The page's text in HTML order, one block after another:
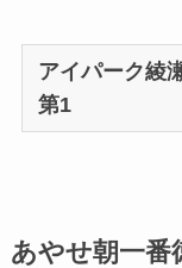
アイパーク綾
第1
あやせ朝一番